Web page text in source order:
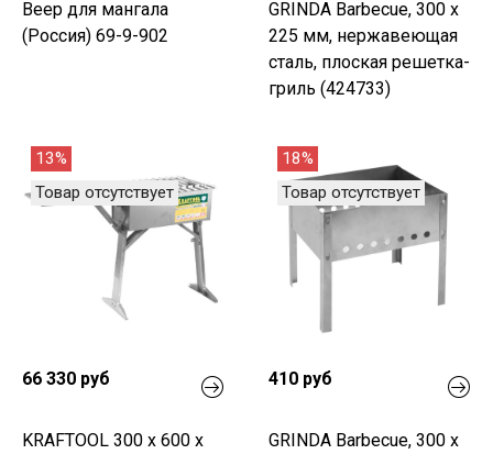
Веер для мангала
(Россия) 69-9-902
GRINDA Barbecue, 300 х
225 мм, нержавеющая
сталь, плоская решетка-
гриль (424733)
13%
Товар отсутствует
66 330 руб
KRAFTOOL 300 x 600 x
18%
Товар отсутствует
410 руб
GRINDA Barbecue, 300 х